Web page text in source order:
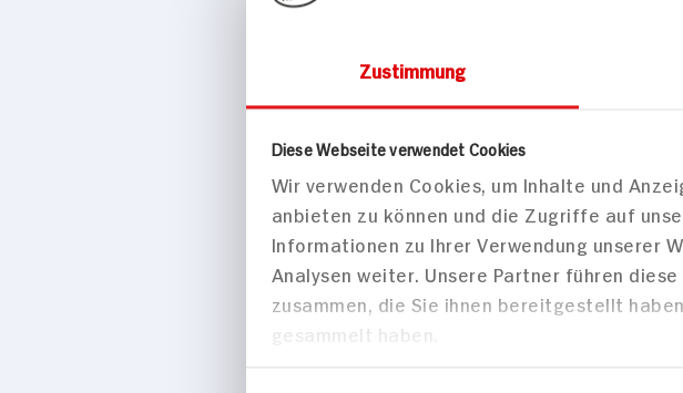
Zustimmung
Diese Webseite verwendet Cookies
Wir verwenden Cookies, um Inhalte und
anbieten zu können und die Zugriffe auf
Informationen zu Ihrer Verwendung unserer
Analysen weiter. Unsere Partner führen
zusammen, die Sie ihnen bereitgestellt
gesammelt haben.
Käse, Eier & Molkerei
haltbar
400ml Packung